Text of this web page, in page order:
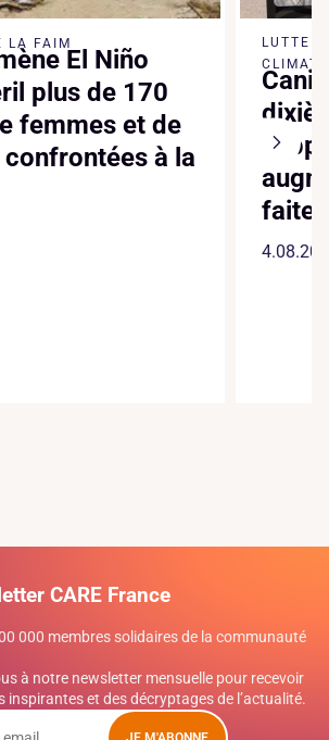
LA FAIM
El Niño
plus de 170
femmes et de
à la
LUTTE
CARE France
000 membres solidaires de la communauté
à notre newsletter mensuelle pour recevoir
inspirantes et des décryptages de l’actualité.